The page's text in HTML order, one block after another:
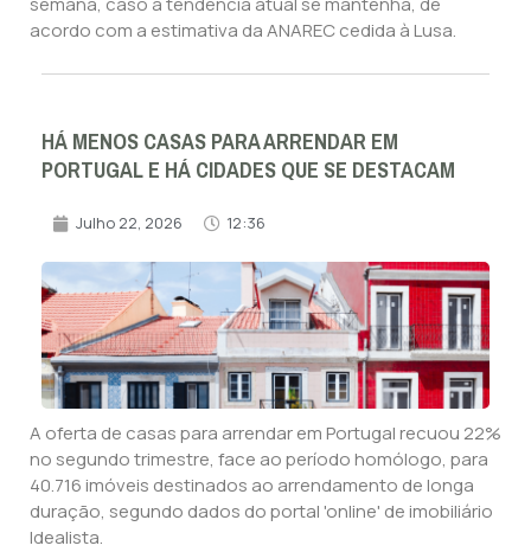
acordo com a estimativa da ANAREC cedida à Lusa.
HÁ MENOS CASAS PARA ARRENDAR EM
PORTUGAL E HÁ CIDADES QUE SE DESTACAM
Julho 22, 2026 12:36
A oferta de casas para arrendar em Portugal recuou 22%
no segundo trimestre, face ao período homólogo, para
40.716 imóveis destinados ao arrendamento de longa
duração, segundo dados do portal 'online' de imobiliário
Idealista.